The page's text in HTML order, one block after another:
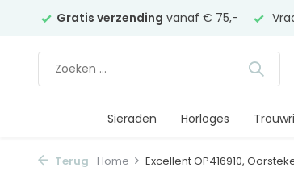
Gratis verzending vanaf € 75,-
Sieraden Horloges
Terug Home Excellent OP416910,